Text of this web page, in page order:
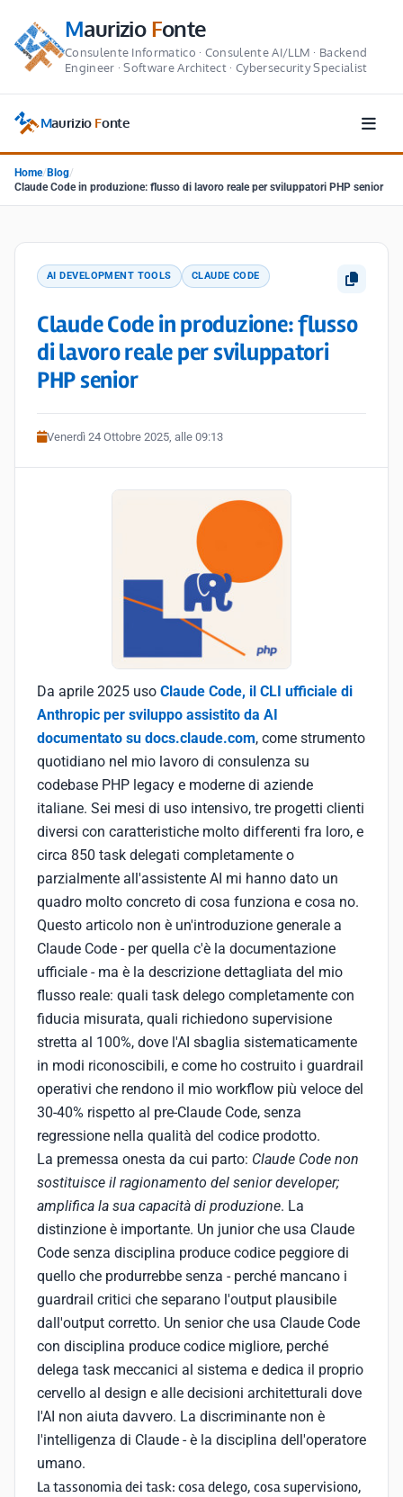
MaurizioFonte
Consulente Informatico · Consulente AI/LLM · Backend
Engineer · Software Architect · Cybersecurity Specialist
Maurizio Fonte
Home/ Blog/
Claude Code in produzione: flusso di lavoro reale per sviluppatori PHP senior
AI DEVELOPMENT TOOLS CLAUDE CODE
Claude Code in produzione: flusso
di lavoro reale per sviluppatori
PHP senior
Venerdì 24 Ottobre 2025, alle 09:13
Da aprile 2025 uso Claude Code, il CLI ufficiale di
Anthropic per sviluppo assistito da AI
documentato su docs.claude.com, come strumento
quotidiano nel mio lavoro di consulenza su
codebase PHP legacy e moderne di aziende
italiane. Sei mesi di uso intensivo, tre progetti clienti
diversi con caratteristiche molto differenti fra loro, e
circa 850 task delegati completamente o
parzialmente all'assistente AI mi hanno dato un
quadro molto concreto di cosa funziona e cosa no.
Questo articolo non è un'introduzione generale a
Claude Code - per quella c'è la documentazione
ufficiale - ma è la descrizione dettagliata del mio
flusso reale: quali task delego completamente con
fiducia misurata, quali richiedono supervisione
stretta al 100%, dove l'AI sbaglia sistematicamente
in modi riconoscibili, e come ho costruito i guardrail
operativi che rendono il mio workflow più veloce del
30-40% rispetto al pre-Claude Code, senza
regressione nella qualità del codice prodotto.
La premessa onesta da cui parto: Claude Code non
sostituisce il ragionamento del senior developer;
amplifica la sua capacità di produzione. La
distinzione è importante. Un junior che usa Claude
Code senza disciplina produce codice peggiore di
quello che produrrebbe senza - perché mancano i
guardrail critici che separano l'output plausibile
dall'output corretto. Un senior che usa Claude Code
con disciplina produce codice migliore, perché
delega task meccanici al sistema e dedica il proprio
cervello al design e alle decisioni architetturali dove
l'AI non aiuta davvero. La discriminante non è
l'intelligenza di Claude - è la disciplina dell'operatore
umano.
La tassonomia dei task: cosa delego, cosa supervisiono,